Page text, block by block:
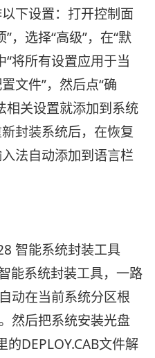
下设置：打开控制面
，选择“高级”，在“默
“将所有设置应用于当
文件”，然后点“确
相关设置就添加到系统
封装系统后，在恢复
法自动添加到语言栏
智能系统封装工具
能系统封装工具，一路
动在当前系统分区根
然后把系统安装光盘
的DEPLOY.CAB文件解